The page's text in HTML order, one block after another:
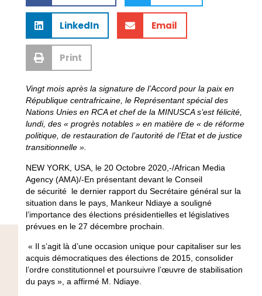
LinkedIn Email
Print
Vingt mois après la signature de l’Accord pour la paix en
République centrafricaine, le Représentant spécial des
Nations Unies en RCA et chef de la MINUSCA s’est félicité,
lundi, des « progrès notables » en matière de « de réforme
politique, de restauration de l’autorité de l’Etat et de justice
transitionnelle ».
NEW YORK, USA, le 20 Octobre 2020,-/African Media
Agency (AMA)/-En présentant devant le Conseil
de sécurité le dernier rapport du Secrétaire général sur la
situation dans le pays, Mankeur Ndiaye a souligné
l’importance des élections présidentielles et législatives
prévues en le 27 décembre prochain.
« Il s’agit là d’une occasion unique pour capitaliser sur les
acquis démocratiques des élections de 2015, consolider
l’ordre constitutionnel et poursuivre l’œuvre de stabilisation
du pays », a affirmé M. Ndiaye.